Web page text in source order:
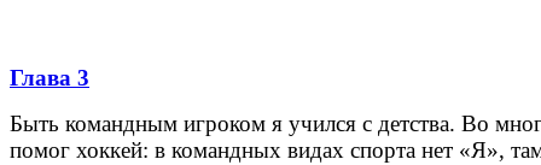
Глава 3
Быть командным игроком я учился с детства. Во
помог хоккей: в командных видах спорта нет «Я»,